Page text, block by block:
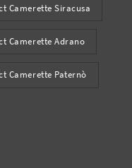
Camerette Siracusa
Camerette Adrano
Camerette Paternò